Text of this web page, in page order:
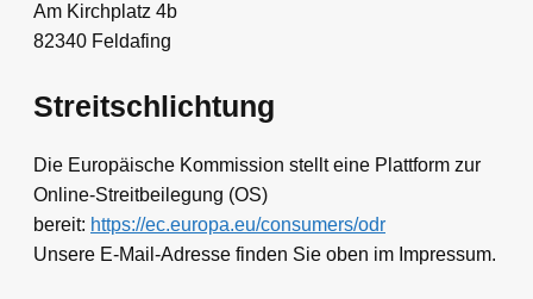
Am Kirchplatz 4b
82340 Feldafing
Streitschlichtung
Die Europäische Kommission stellt eine Plattform zur
Online-Streitbeilegung (OS)
bereit: https://ec.europa.eu/consumers/odr
Unsere E-Mail-Adresse finden Sie oben im Impressum.